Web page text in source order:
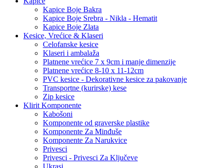
Kapice Boje Bakra
Kapice Boje Srebra - Nikla - Hematit
Kapice Boje Zlata
Kesice, Vrećice & Klaseri
Celofanske kesice
Klaseri i ambalaža
Platnene vrećice 7 x 9cm i manje dimenzije
Platnene vrećice 8-10 x 11-12cm
PVC kesice - Dekorativne kesice za pakovanje
Transportne (kurirske) kese
Zip kesice
Klirit Komponente
Kabošoni
Komponente od graverske plastike
Komponente Za Minđuše
Komponente Za Narukvice
Privesci
Privesci - Privesci Za Ključeve
Ukrasi